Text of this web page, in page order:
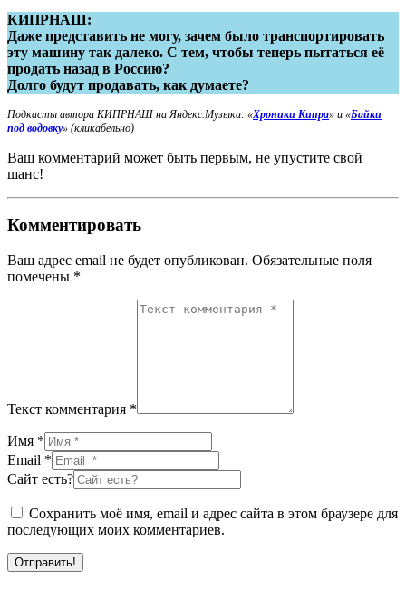
КИПРНАШ:
Даже представить не могу, зачем было транспортировать
эту машину так далеко. С тем, чтобы теперь пытаться её
продать назад в Россию?
Долго будут продавать, как думаете?
Подкасты автора КИПРНАШ на Яндекс.Музыка: «Хроники Кипра» и «Байки
под водовку» (кликабельно)
Ваш комментарий может быть первым, не упустите свой
шанс!
Комментировать
Ваш адрес email не будет опубликован. Обязательные поля
помечены *
Текст комментария *
Имя *
Email *
Сайт есть?
Сохранить моё имя, email и адрес сайта в этом браузере для
последующих моих комментариев.
Отправить!